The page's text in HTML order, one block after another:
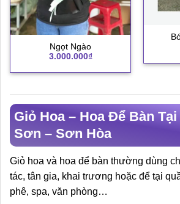
Ngọt Ngào
3.000.000₫
Giỏ Hoa – Hoa Để Bàn
Sơn – Sơn Hòa
Giỏ hoa và hoa để bàn thường dùng
tác, tân gia, khai trương hoặc để tại
phê, spa, văn phòng…